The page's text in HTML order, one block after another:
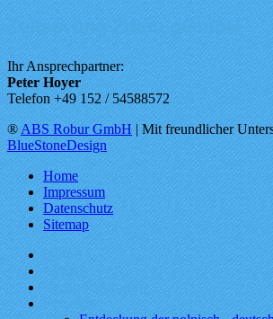
Zeitsprung Zittau gGmbH
Ihr Ansprechpartner:
Peter Hoyer
Telefon +49 152 / 54588572
®ABS Robur GmbH| Mit freundlicher
BlueStoneDesign
Home
Impressum
Datenschutz
Sitemap
Home
Aktuell
Veranstaltungen
Projekte